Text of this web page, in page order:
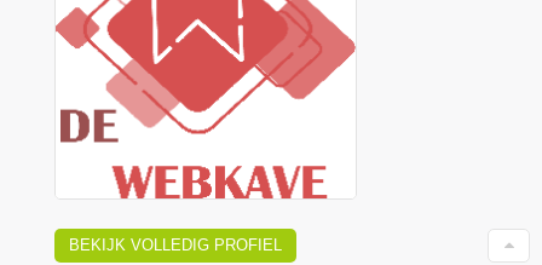
BEKIJK VOLLEDIG PROFIEL